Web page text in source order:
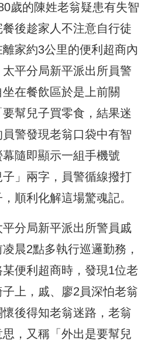
歲的陳姓老翁疑患有失智
餐後趁家人不注意自行徒
家約3公里的便利超商內
太平分局新平派出所員警
在餐飲區於是上前關
幫兒子買零食，結果迷
員警發現老翁口袋中有智
幕隨即顯示一組手機號
」兩字， 員警循線撥打
順利化解這場驚魂記。
分局新平派出所警員戚
凌晨2點多執行巡邏勤務，
便利超商時， 發現1位老
上，戚、 廖2員深怕老翁
後得知老翁迷路， 老翁
，又稱「外出是要幫兒